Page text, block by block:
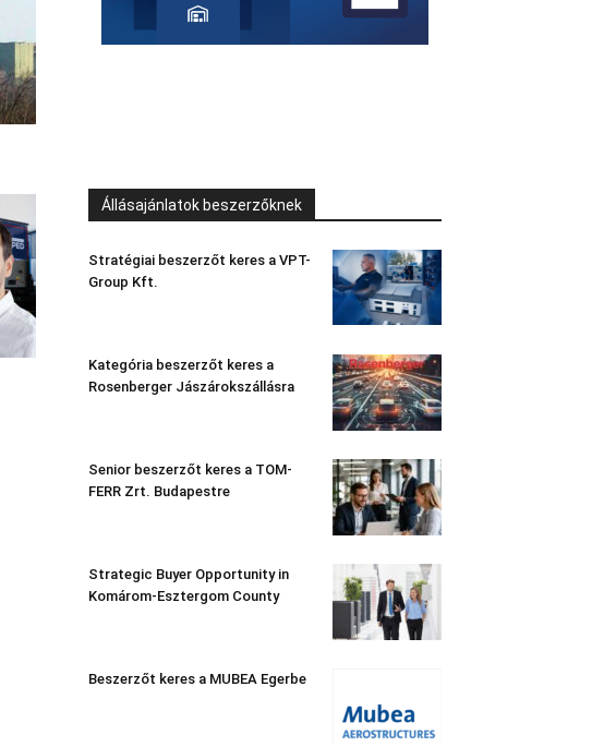
Állásajánlatok beszerzőknek
Stratégiai beszerzőt keres a VPT-
Group Kft.
Kategória beszerzőt keres a
Rosenberger Jászárokszállásra
Senior beszerzőt keres a TOM-
FERR Zrt. Budapestre
Strategic Buyer Opportunity in
Komárom-Esztergom County
Beszerzőt keres a MUBEA Egerbe